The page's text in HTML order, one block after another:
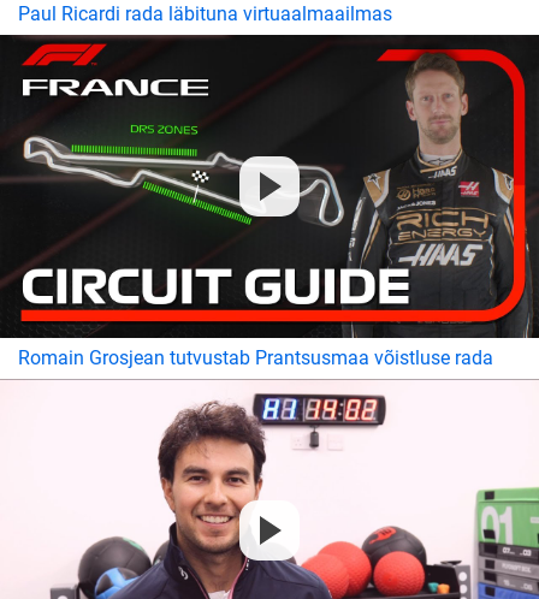
Paul Ricardi rada läbituna virtuaalmaailmas
Romain Grosjean tutvustab Prantsusmaa võistluse rada